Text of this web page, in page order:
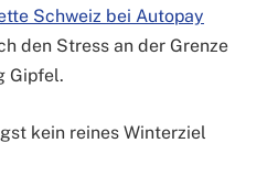
Schweiz bei Autopay
den Stress an der Grenze
Gipfel.
kein reines Winterziel